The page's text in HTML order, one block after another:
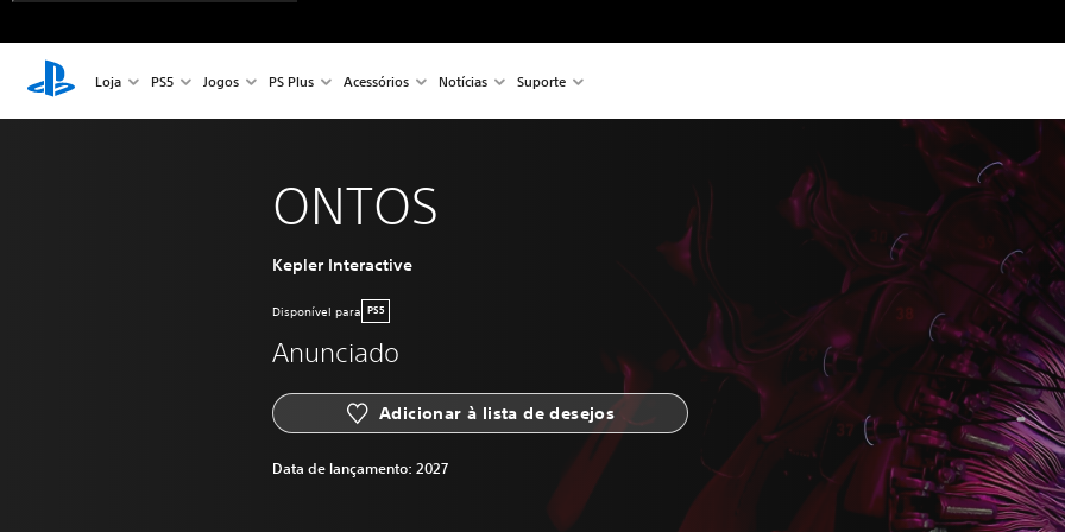
Loja PS5 Jogos PS Plus Acessórios Notícias Suporte
ONTOS
Kepler Interactive
Disponível para PS5
Anunciado
Adicionar à lista de desejos
Data de lançamento: 2027